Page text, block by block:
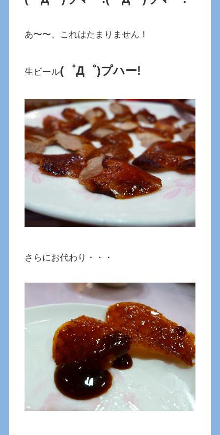
あ〜〜、これはたまりません！
生ビール(゜Д゜)プハー!
さらにお代わり・・・